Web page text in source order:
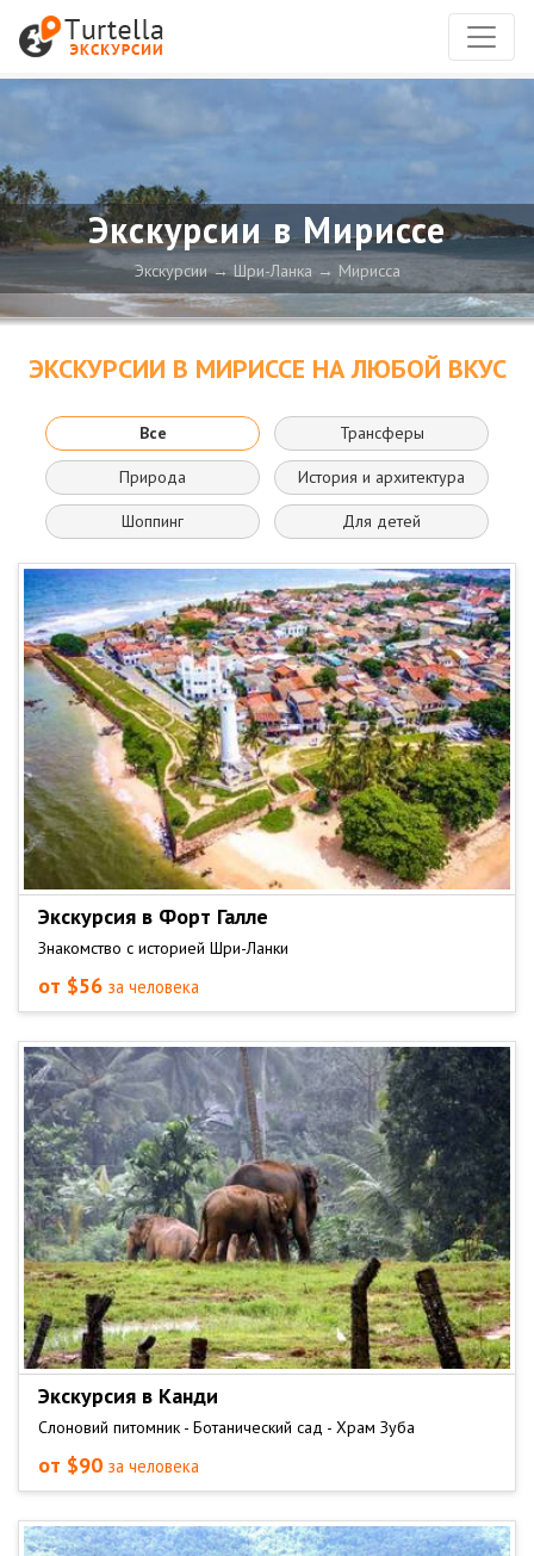
Экскурсии в Мириссе
Экскурсии Шри-Ланка Мирисса
ЭКСКУРСИИ В МИРИССЕ НА ЛЮБОЙ ВКУС
Все Трансферы
Природа История и архитектура
Шоппинг Для детей
Экскурсия в Форт Галле
Знакомство с историей Шри-Ланки
от $56 за человека
Экскурсия в Канди
Слоновий питомник - Ботанический сад - Храм Зуба
от $90 за человека